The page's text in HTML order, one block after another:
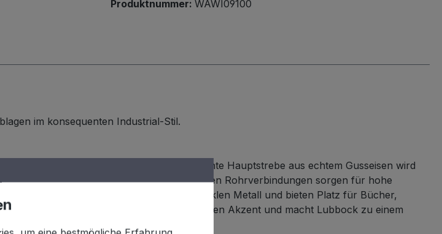
Produktnummer: WAWI09100
im konsequenten Industrial-Stil.
Rohrkonstruktion. Die senkrechte Hauptstrebe aus echtem Gusseisen wird
versetzt angeordnet sind. Die massiven Rohrverbindungen sorgen für hohe
bilden einen warmen Kontrast zum dunklen Metall und bieten Platz für Bücher,
Rohr setzt einen markanten technischen Akzent und macht Lubbock zu einem
mit industriellem Anspruch.